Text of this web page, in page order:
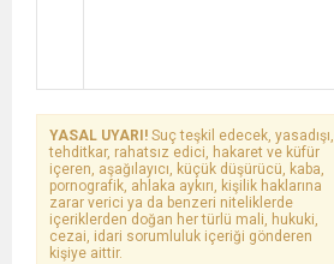
YASAL UYARI! Suç teşkil edecek, yasadışı,
tehditkar, rahatsız edici, hakaret ve küfür
içeren, aşağılayıcı, küçük düşürücü, kaba,
pornografik, ahlaka aykırı, kişilik haklarına
zarar verici ya da benzeri niteliklerde
içeriklerden doğan her türlü mali, hukuki,
cezai, idari sorumluluk içeriği gönderen
kişiye aittir.